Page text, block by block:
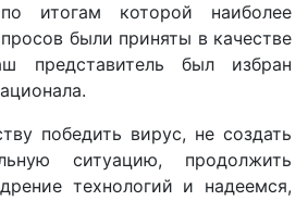
по итогам которой наиболее
были приняты в качестве
представитель был избран
победить вирус, не создать
ситуацию, продолжить
технологий и надеемся,